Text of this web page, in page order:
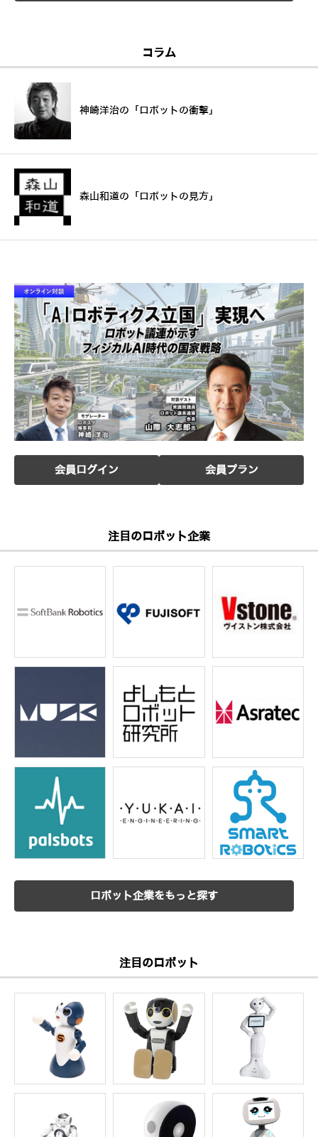
コラム
神崎洋治の「ロボットの衝撃」
森山和道の「ロボットの見方」
会員ログイン 会員プラン
注目のロボット企業
ロボット企業をもっと探す
注目のロボット